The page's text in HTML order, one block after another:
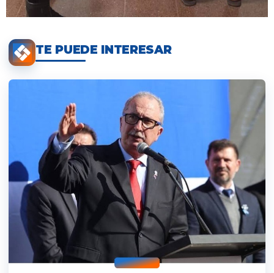
TE PUEDE INTERESAR